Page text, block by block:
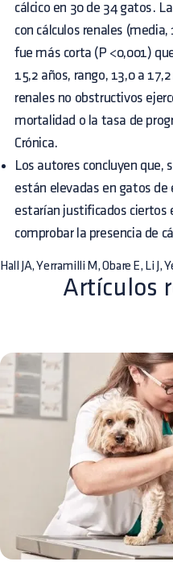
cálcico en 30 de 34 gatos.
con cálculos renales
fue más corta (P <0,001)
15,2 años, rango, 13,0 a
renales no obstructivos
mortalidad o la tasa de
Crónica.
Los autores concluyen que,
están elevadas en gatos de
estarían justificados ciertos
comprobar la presencia de
Hall JA, Yerramilli M, Obare E, Li J,
Artículos